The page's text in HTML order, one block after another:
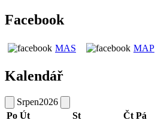
Facebook
MAS MAP
Kalendář
Srpen2026
Po Út St Čt Pá